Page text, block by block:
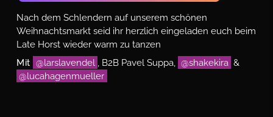
Nach dem Schlendern auf unserem schönen
Weihnachtsmarkt seid ihr herzlich eingeladen euch beim
Late Horst wieder warm zu tanzen
Mit @larslavendel , B2B Pavel Suppa, @shakekira &
@lucahagenmueller